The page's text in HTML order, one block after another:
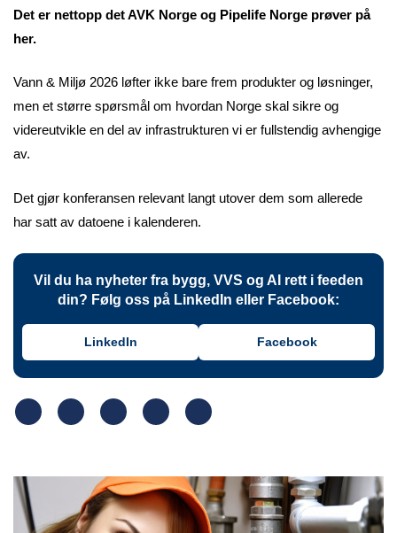
Det er nettopp det AVK Norge og Pipelife Norge prøver på
her.
Vann & Miljø 2026 løfter ikke bare frem produkter og løsninger,
men et større spørsmål om hvordan Norge skal sikre og
videreutvikle en del av infrastrukturen vi er fullstendig avhengige
av.
Det gjør konferansen relevant langt utover dem som allerede
har satt av datoene i kalenderen.
Vil du ha nyheter fra bygg, VVS og AI rett i feeden
din? Følg oss på LinkedIn eller Facebook:
LinkedIn Facebook